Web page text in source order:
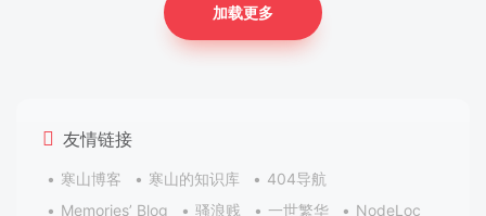
加载更多
友情链接
寒山博客 寒山的知识库
404导航
Memories’ Blog
骚浪贱 一世繁华 NodeLoc